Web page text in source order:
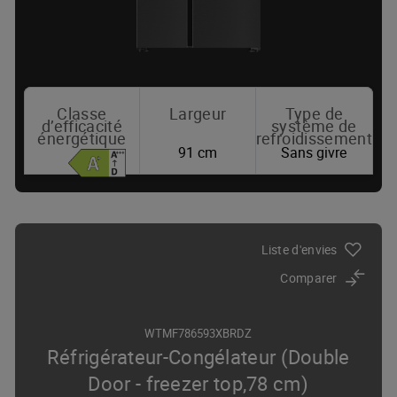
Classe
d’efficacité
énergétique
Largeur
91 cm
Type de
système de
refroidissement
Sans givre
Liste d'envies
Comparer
WTMF786593XBRDZ
Réfrigérateur-Congélateur (Double
Door - freezer top,78 cm)